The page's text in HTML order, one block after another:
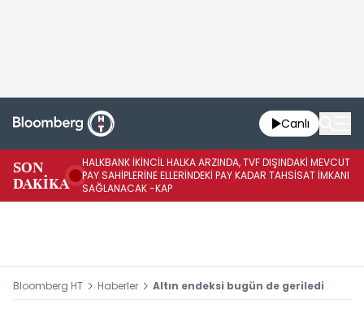
Canlı
SON
DAKİKA
HALKBANK İKİNCİL HALKA ARZINDA, TVF DIŞINDAKİ MEVCUT
PAY SAHİPLERİNE ELLERİNDEKİ PAY KADAR TAHSİSAT İMKANI
SAĞLANACAK -KAP
Bloomberg HT Haberler Altın endeksi bugün de geriledi